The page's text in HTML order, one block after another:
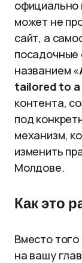
официально
может не
сайт, а
посадочные
названием «
tailored to
контента,
под
механизм,
изменить
Молдове.
Как это
Вместо того
на вашу